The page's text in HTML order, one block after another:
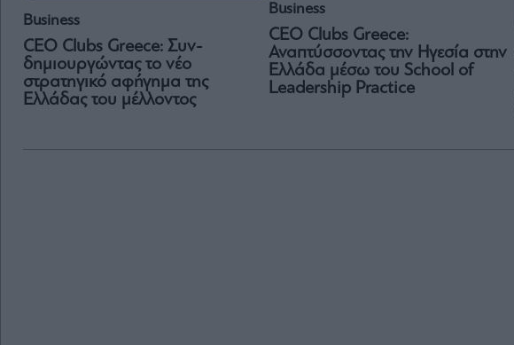
Business
CEO Clubs Greece: Συν-
δημιουργώντας το νέο
στρατηγικό αφήγημα της
Ελλάδας του μέλλοντος
Business
CEO Clubs Greece:
Αναπτύσσοντας την Ηγεσία στην
Ελλάδα μέσω του School of
Leadership Practice